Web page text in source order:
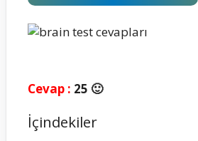
Cevap : 25 🙂
İçindekiler